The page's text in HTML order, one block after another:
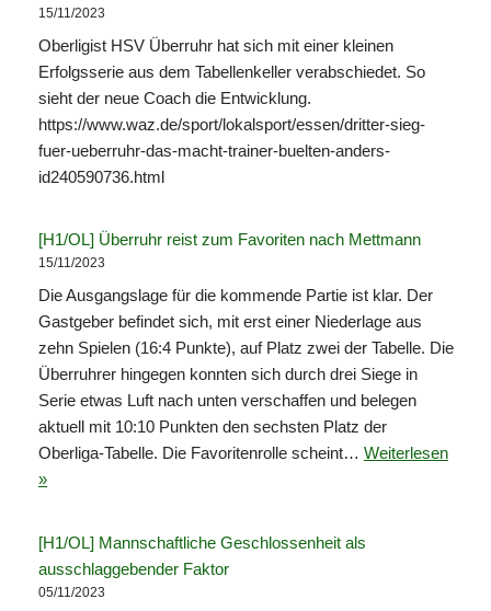
15/11/2023
Oberligist HSV Überruhr hat sich mit einer kleinen
Erfolgsserie aus dem Tabellenkeller verabschiedet. So
sieht der neue Coach die Entwicklung.
https://www.waz.de/sport/lokalsport/essen/dritter-sieg-
fuer-ueberruhr-das-macht-trainer-buelten-anders-
id240590736.html
[H1/OL] Überruhr reist zum Favoriten nach Mettmann
15/11/2023
Die Ausgangslage für die kommende Partie ist klar. Der
Gastgeber befindet sich, mit erst einer Niederlage aus
zehn Spielen (16:4 Punkte), auf Platz zwei der Tabelle. Die
Überruhrer hingegen konnten sich durch drei Siege in
Serie etwas Luft nach unten verschaffen und belegen
aktuell mit 10:10 Punkten den sechsten Platz der
Oberliga-Tabelle. Die Favoritenrolle scheint… Weiterlesen
»
[H1/OL] Mannschaftliche Geschlossenheit als
ausschlaggebender Faktor
05/11/2023